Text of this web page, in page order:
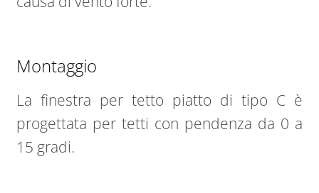
Montaggio
La finestra per tetto piatto di tipo C è
progettata per tetti con pendenza da 0 a
15 gradi.